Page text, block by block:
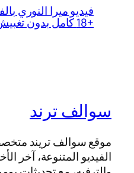
فيديو ميرا النوري
+18 كامل بدون تغبيش
سوالف ترند
موقع سوالف تريند
الفيديو المتنوعة، آخر